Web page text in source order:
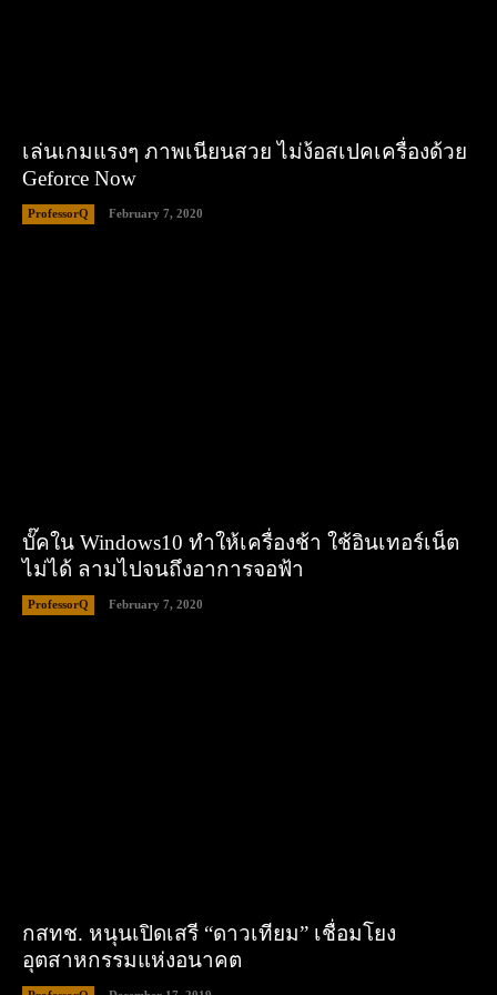
เล่นเกมแรงๆ ภาพเนียนสวย ไม่ง้อสเปคเครื่องด้วย
Geforce Now
ProfessorQ February 7, 2020
บั๊คใน Windows10 ทำให้เครื่องช้า ใช้อินเทอร์เน็ต
ไม่ได้ ลามไปจนถึงอาการจอฟ้า
ProfessorQ February 7, 2020
กสทช. หนุนเปิดเสรี “ดาวเทียม” เชื่อมโยง
อุตสาหกรรมแห่งอนาคต